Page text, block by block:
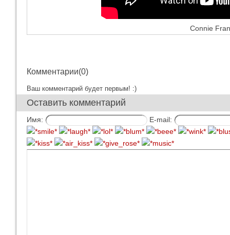
Connie
Комментарии(0)
Ваш комментарий будет первым! :)
Оставить комментарий
Имя: E-mail: